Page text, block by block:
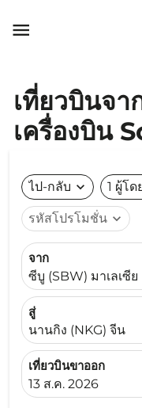

เที่ยวบินจ
เครื่องบิน
ไป-กลับ expand_more 1 ผู้โ
รหัสโปรโมชั่น expand_more
จาก
ซีบู (SBW) มาเลเซีย
สู่
นานกิง (NKG) จีน
เที่ยวบินขาออก
fc-booking-
13 ส.ค. 2026